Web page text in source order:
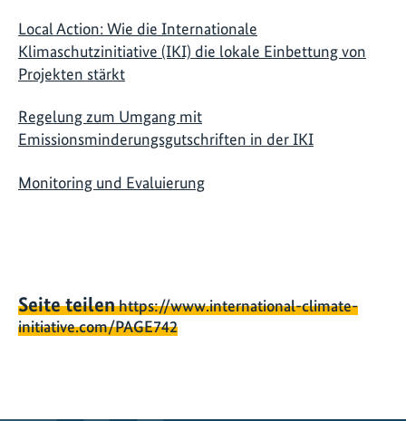
Local Action: Wie die Internationale
Klimaschutzinitiative (IKI) die lokale Einbettung von
Projekten stärkt
Regelung zum Umgang mit
Emissionsminderungsgutschriften in der IKI
Monitoring und Evaluierung
Seite teilenhttps://www.international-climate-
initiative.com/PAGE742